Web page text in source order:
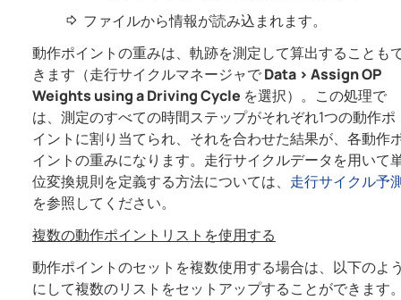
ファイルから情報が読み込まれます。
動作ポイントの重みは、軌跡を測定して算出することも
きます（走行サイクルマネージャでData > Assign OP
Weights using a Driving Cycle を選択）。この処理で
は、測定のすべての時間ステップがそれぞれ1つの動作ポ
イントに割り当てられ、それを合わせた結果が、各動作
イントの重みになります。走行サイクルデータを用いて
位変換規則を定義する方法については、 走行サイクル予
を参照してください。
複数の動作ポイントリストを使用する
動作ポイントのセットを複数使用する場合は、以下のよ
にして複数のリストをセットアップすることができます